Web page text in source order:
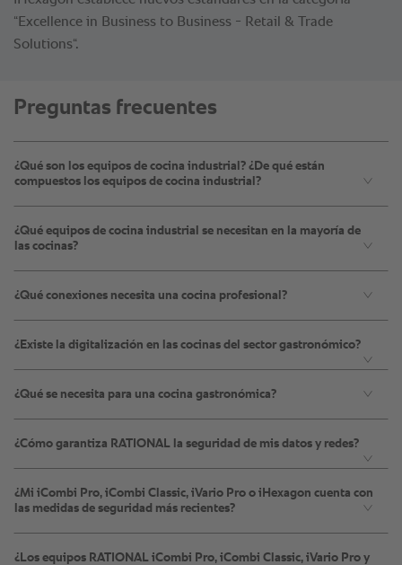
Preguntas frecuentes
¿Qué son los equipos de cocina industrial? ¿De qué están
compuestos los equipos de cocina industrial?
¿Qué equipos de cocina industrial se necesitan en la mayoría de
las cocinas?
¿Qué conexiones necesita una cocina profesional?
¿Existe la digitalización en las cocinas del sector gastronómico?
¿Qué se necesita para una cocina gastronómica?
¿Cómo garantiza RATIONAL la seguridad de mis datos y redes?
¿Mi iCombi Pro, iCombi Classic, iVario Pro o iHexagon cuenta con
las medidas de seguridad más recientes?
¿Los equipos RATIONAL iCombi Pro, iCombi Classic, iVario Pro y